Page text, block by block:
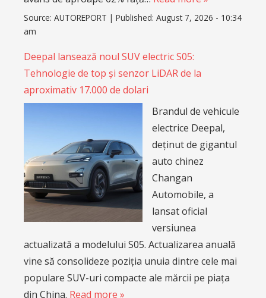
Source: AUTOREPORT | Published: August 7, 2026 - 10:34
am
Deepal lansează noul SUV electric S05:
Tehnologie de top și senzor LiDAR de la
aproximativ 17.000 de dolari
Brandul de vehicule
electrice Deepal,
deținut de gigantul
auto chinez
Changan
Automobile, a
lansat oficial
versiunea
actualizată a modelului S05. Actualizarea anuală
vine să consolideze poziția unuia dintre cele mai
populare SUV-uri compacte ale mărcii pe piața
din China. Read more »